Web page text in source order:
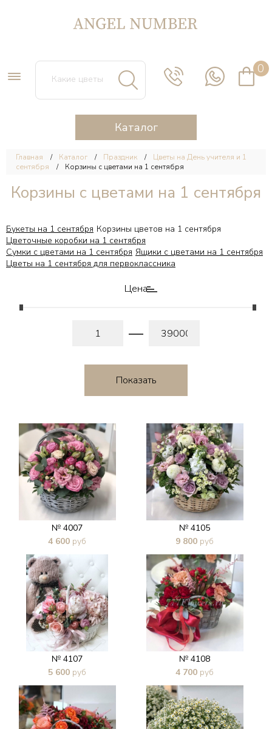
0
Каталог
Главная Каталог Праздник
Цветы на День учителя и 1
сентября
Корзины с цветами на 1 сентября
Корзины с цветами на 1 сентября
Букеты на 1 сентября Корзины цветов на 1 сентября
Цветочные коробки на 1 сентября
Сумки с цветами на 1 сентября Ящики с цветами на 1 сентября
Цветы на 1 сентября для первоклассника
Цена
№ 4007
4 600 руб
В 1 клик
№ 4105
9 800 руб
В 1 клик
№ 4107
5 600 руб
В 1 клик
№ 4108
4 700 руб
В 1 клик